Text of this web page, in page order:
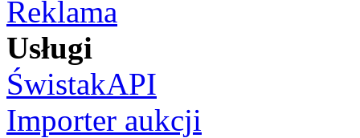
Reklama
Usługi
ŚwistakAPI
Importer aukcji